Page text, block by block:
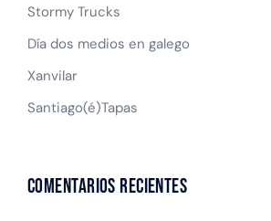
Stormy Trucks
Día dos medios en galego
Xanvilar
Santiago(é)Tapas
Comentarios recientes